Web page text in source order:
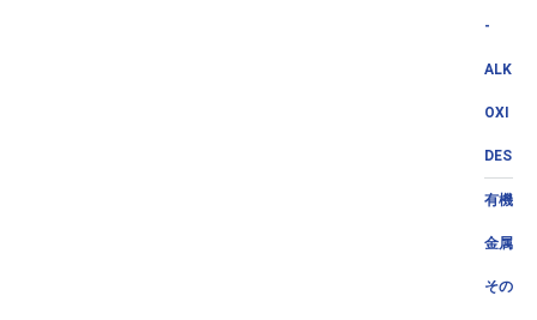
-
ALK
OXI
DES
有機
金属
その